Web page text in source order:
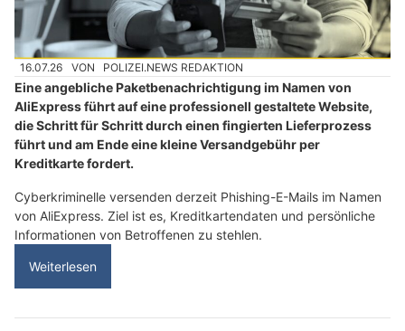
16.07.26 VON POLIZEI.NEWS REDAKTION
Eine angebliche Paketbenachrichtigung im Namen von
AliExpress führt auf eine professionell gestaltete Website,
die Schritt für Schritt durch einen fingierten Lieferprozess
führt und am Ende eine kleine Versandgebühr per
Kreditkarte fordert.
Cyberkriminelle versenden derzeit Phishing-E-Mails im Namen
von AliExpress. Ziel ist es, Kreditkartendaten und persönliche
Informationen von Betroffenen zu stehlen.
Weiterlesen